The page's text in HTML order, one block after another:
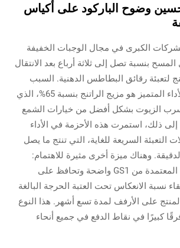
وضوح الباركود على أكياس
الكبرى في مجال الوجبات الخفيفة
بنسبة تصل إلى ثلاثة أرباع بعد الانتقال
لتعبئة رقائق البطاطس الدهنية. السبب
الرئيسي وراء هذا الأداء المتميز هو مزيج الراتنج بنسبة 65%، الذي
الزيوت بشكل أفضل من خيارات الشمع
إلى ذلك، استمرت هذه الأحزمة في الأداء
التعبئة السريعة للغاية، التي تنتج ما يصل
الدقيقة. وهناك ميزة أخرى مثيرة للاهتمام:
بقيت رموز الباركود المعتمدة من GS1 واضحة وتحافظ على
نسبة الانعكاس تحت العتبة الحرجة البالغة
المنتج على الأرفف لمدة تسع أشهر. هذا النوع
كبيرًا في نقاط الدفع في جميع أنحاء